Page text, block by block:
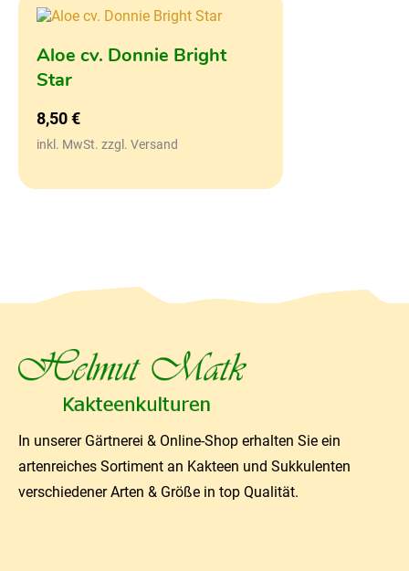
Aloe cv. Donnie Bright
Star
8,50€
inkl. MwSt. zzgl. Versand
In unserer Gärtnerei & Online-Shop erhalten Sie ein
artenreiches Sortiment an Kakteen und Sukkulenten
verschiedener Arten & Größe in top Qualität.